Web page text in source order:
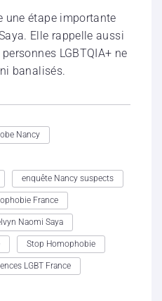
une étape importante
Elle rappelle aussi
LGBTQIA+ ne
banalisés.
Nancy
enquête Nancy suspects
France
Naomi Saya
Stop Homophobie
LGBT France